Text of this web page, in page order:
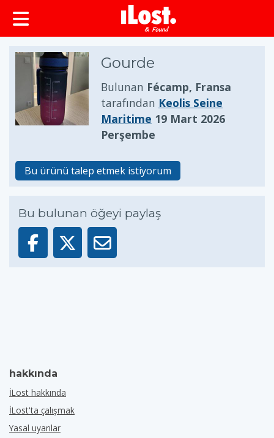
Gourde
Bulunan Fécamp, Fransa
tarafından Keolis Seine
Maritime 19 Mart 2026
Perşembe
Bu ürünü talep etmek istiyorum
Bu bulunan öğeyi paylaş
hakkında
İLost hakkında
İLost'ta çalışmak
Yasal uyarılar